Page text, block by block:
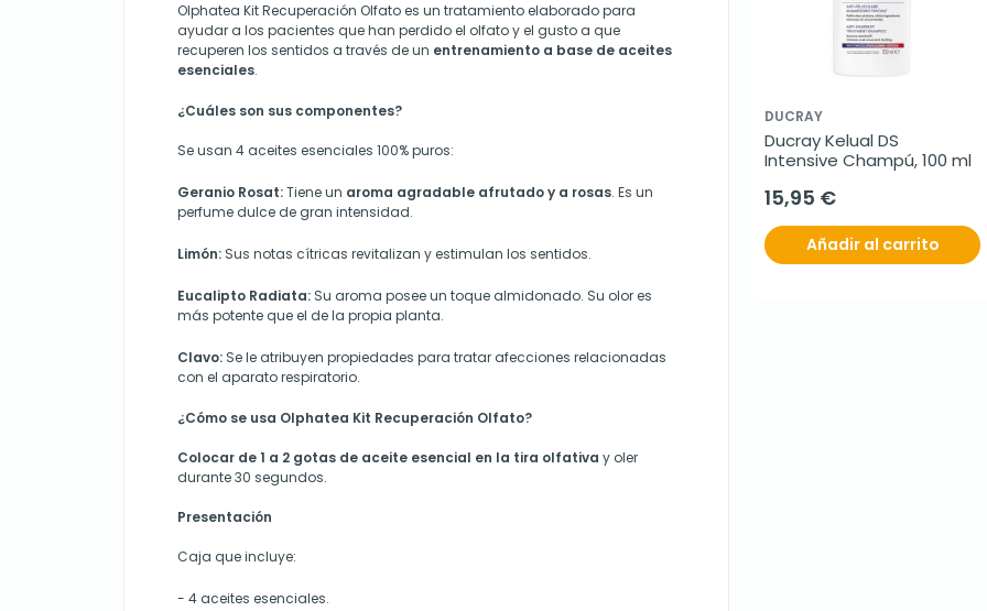
Olphatea Kit Recuperación Olfato es un tratamiento elaborado para
ayudar a los pacientes que han perdido el olfato y el gusto a que
recuperen los sentidos a través de un entrenamiento a base de aceites
esenciales.
¿Cuáles son sus componentes?
Se usan 4 aceites esenciales 100% puros:
Geranio Rosat:Tiene un aroma agradable afrutado y a rosas. Es un
perfume dulce de gran intensidad.
Limón: Sus notas cítricas revitalizan y estimulan los sentidos.
Eucalipto Radiata: Su aroma posee un toque almidonado. Su olor es
más potente que el de la propia planta.
Clavo: Se le atribuyen propiedades para tratar afecciones relacionadas
con el aparato respiratorio.
¿Cómo se usa Olphatea Kit Recuperación Olfato?
Colocar de 1 a 2 gotas de aceite esencial en la tira olfativa y oler
durante 30 segundos.
Presentación
Caja que incluye:
- 4 aceites esenciales.
DUCRAY
Ducray Kelual DS
Intensive Champú, 100 ml
15,95 €
Añadir al carrito